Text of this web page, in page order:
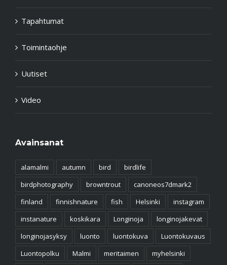
Tapahtumat
Toimintaohje
Uutiset
Video
Avainsanat
alamalmi autumn bird
birdlife
birdphotography
browntrout
canoneos7dmark2
finland
finnishnature fish Helsinki
instagram
instanature
koskikara Longinoja
longinojakevat
longinojasyksy
luonto luontokuva
Luontokuvaus
Luontopolku
Malmi meritaimen
myhelsinki